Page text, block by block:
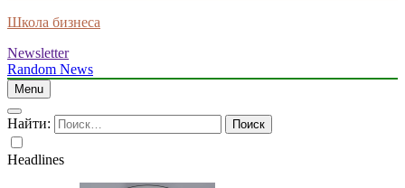
Школа бизнеса
Newsletter
Random News
Menu
Найти:
Headlines